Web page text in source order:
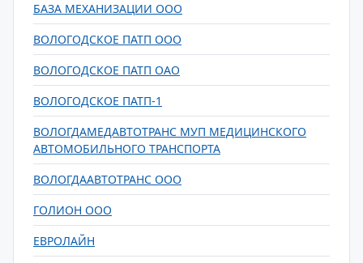
БАЗА МЕХАНИЗАЦИИ ООО
ВОЛОГОДСКОЕ ПАТП ООО
ВОЛОГОДСКОЕ ПАТП ОАО
ВОЛОГОДСКОЕ ПАТП-1
ВОЛОГДАМЕДАВТОТРАНС МУП МЕДИЦИНСКОГО
АВТОМОБИЛЬНОГО ТРАНСПОРТА
ВОЛОГДААВТОТРАНС ООО
ГОЛИОН ООО
ЕВРОЛАЙН